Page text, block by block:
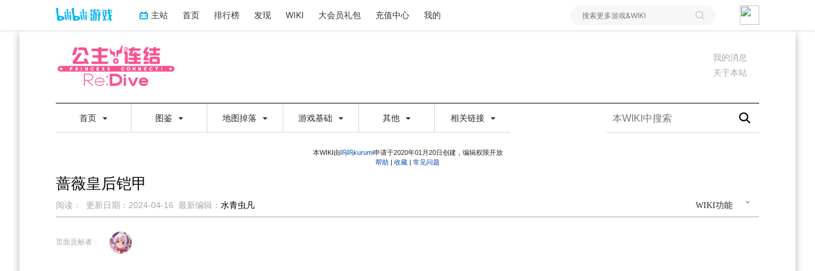
主站 首页 排行榜 发现 WIKI 大会员礼包 充值中心 我的
我的消息
关于本站
首页 图鉴 地图掉落 游戏基础 其他 相关链接
本WIKI由呜呜kurumi申请于2020年01月20日创建，编辑权限开放
帮助 | 收藏 | 常见问题
蔷薇皇后铠甲
WIKI功能
阅读： 更新日期： 2024-04-16 最新编辑： 水青虫凡
到
到
页面贡献者 :